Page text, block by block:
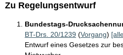
Zu Regelungsentwurf
Bundestags-
BT-Drs. 20/1239 (Vorgang)
Entwurf eines Gesetzes zur